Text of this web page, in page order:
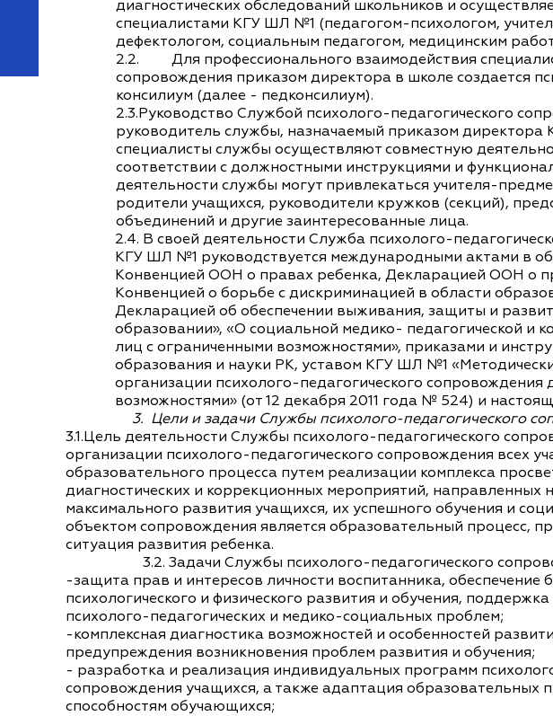
диагностических обследований школьников и
специалистами КГУ ШЛ №1 (педагогом-психологом,
дефектологом, социальным педагогом, медицинским
2.2. Для профессионального взаимодействия
сопровождения приказом директора в школе создается
консилиум (далее - педконсилиум).
2.3.Руководство Службой психолого-педагогического
руководитель службы, назначаемый приказом
специалисты службы осуществляют совместную
соответствии с должностными инструкциями и
деятельности службы могут привлекаться учителя-
родители учащихся, руководители кружков (секций),
объединений и другие заинтересованные лица.
2.4. В своей деятельности Служба психолого-
КГУ ШЛ №1 руководствуется международными актами в
Конвенцией ООН о правах ребенка, Декларацией ООН о
Конвенцией о борьбе с дискриминацией в области
Декларацией об обеспечении выживания, защиты и
образовании», «О социальной медико- педагогической и
лиц с ограниченными возможностями», приказами и
образования и науки РК, уставом КГУ ШЛ №1
организации психолого-педагогического сопровождения
возможностями» (от 12 декабря 2011 года № 524) и
3. Цели и задачи Службы психолого-педагогического
3.1.Цель деятельности Службы психолого-педагогического
организации психолого-педагогического сопровождения всех
образовательного процесса путем реализации комплекса
диагностических и коррекционных мероприятий, направленных
максимального развития учащихся, их успешного обучения и
объектом сопровождения является образовательный процесс,
ситуация развития ребенка.
3.2. Задачи Службы психолого-педагогического
-защита прав и интересов личности воспитанника, обеспечение
психологического и физического развития и обучения,
психолого-педагогических и медико-социальных проблем;
-комплексная диагностика возможностей и особенностей
предупреждения возникновения проблем развития и обучения;
- разработка и реализация индивидуальных программ
сопровождения учащихся, а также адаптация образовательных
способностям обучающихся;